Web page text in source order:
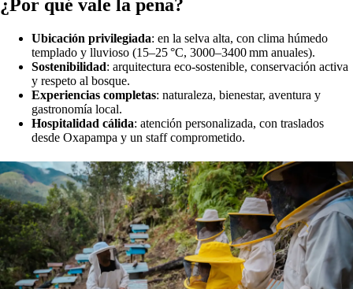
Recomendaciones prácticas
Estadía mínima: 2 noches.
Ideal para parejas, familias y grupos (hasta 8 personas).
Llevar ropa para clima de montaña (ligera, impermeable) y
zapatillas para senderos.
Reservar con anticipación a través deCAOBA Hotels.
TAMBIÉN TE PUEDE INTERESAR